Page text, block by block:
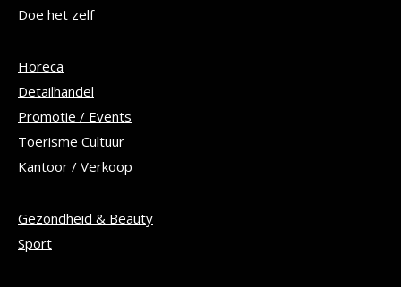
Doe het zelf
Horeca
Detailhandel
Promotie / Events
Toerisme Cultuur
Kantoor / Verkoop
Gezondheid & Beauty
Sport